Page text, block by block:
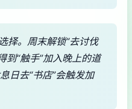
择。周末解锁“去讨伐
到“触手”加入晚上的道
日去“书店”会触发加